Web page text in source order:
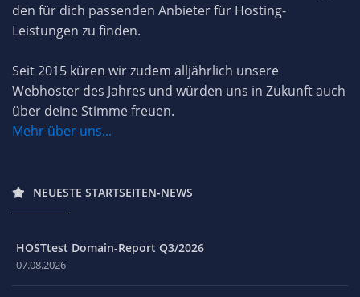
den für dich passenden Anbieter für Hosting-
Leistungen zu finden.
Seit 2015 küren wir zudem alljährlich unsere
Webhoster des Jahres und würden uns in Zukunft auch
über deine Stimme freuen.
Mehr über uns...
NEUESTE STARTSEITEN-NEWS
HOSTtest Domain-Report Q3/2026
07.08.2026